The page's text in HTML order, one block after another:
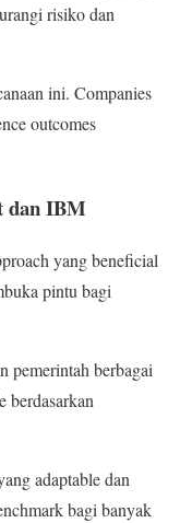
risiko dan
ini. Companies
outcomes
dan IBM
yang beneficial
pintu bagi
pemerintah berbagai
berdasarkan
adaptable dan
bagi banyak